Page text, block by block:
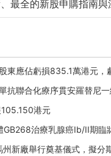
最全的新股申購指南
東應佔虧損835.1萬港元，
抗聯合化療序貫安羅替尼
港元
治療乳腺癌Ib/II期臨
新廠舉行奠基儀式，擬分